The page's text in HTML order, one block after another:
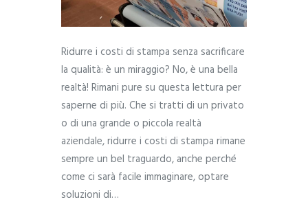
Ridurre i costi di stampa senza sacrificare
la qualità: è un miraggio? No, è una bella
realtà! Rimani pure su questa lettura per
saperne di più. Che si tratti di un privato
o di una grande o piccola realtà
aziendale, ridurre i costi di stampa rimane
sempre un bel traguardo, anche perché
come ci sarà facile immaginare, optare
soluzioni di…